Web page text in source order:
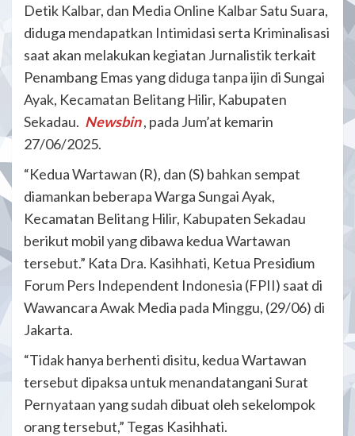
Detik Kalbar, dan Media Online Kalbar Satu Suara,
diduga mendapatkan Intimidasi serta Kriminalisasi
saat akan melakukan kegiatan Jurnalistik terkait
Penambang Emas yang diduga tanpa ijin di Sungai
Ayak, Kecamatan Belitang Hilir, Kabupaten
Sekadau. Newsbin , pada Jum’at kemarin
27/06/2025.
“Kedua Wartawan (R), dan (S) bahkan sempat
diamankan beberapa Warga Sungai Ayak,
Kecamatan Belitang Hilir, Kabupaten Sekadau
berikut mobil yang dibawa kedua Wartawan
tersebut.” Kata Dra. Kasihhati, Ketua Presidium
Forum Pers Independent Indonesia (FPII) saat di
Wawancara Awak Media pada Minggu, (29/06) di
Jakarta.
“Tidak hanya berhenti disitu, kedua Wartawan
tersebut dipaksa untuk menandatangani Surat
Pernyataan yang sudah dibuat oleh sekelompok
orang tersebut,” Tegas Kasihhati.